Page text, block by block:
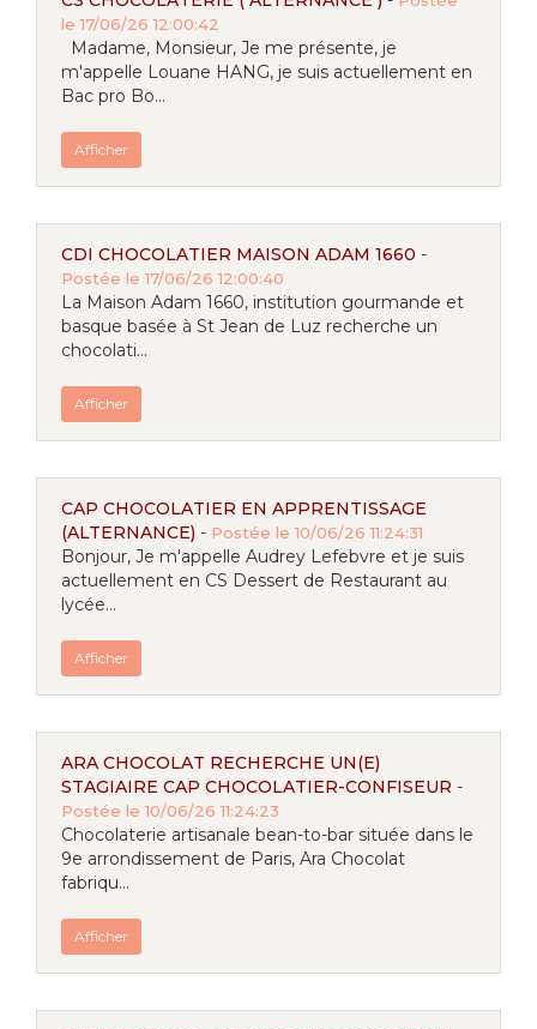
le 17/06/26 12:00:42
Madame, Monsieur, Je me présente, je
m'appelle Louane HANG, je suis actuellement en
Bac pro Bo...
Afficher
CDI CHOCOLATIER MAISON ADAM 1660 -
Postée le 17/06/26 12:00:40
La Maison Adam 1660, institution gourmande et
basque basée à St Jean de Luz recherche un
chocolati...
Afficher
CAP CHOCOLATIER EN APPRENTISSAGE
(ALTERNANCE) - Postée le 10/06/26 11:24:31
Bonjour, Je m'appelle Audrey Lefebvre et je suis
actuellement en CS Dessert de Restaurant au
lycée...
Afficher
ARA CHOCOLAT RECHERCHE UN(E)
STAGIAIRE CAP CHOCOLATIER-CONFISEUR -
Postée le 10/06/26 11:24:23
Chocolaterie artisanale bean-to-bar située dans le
9e arrondissement de Paris, Ara Chocolat
fabriqu...
Afficher